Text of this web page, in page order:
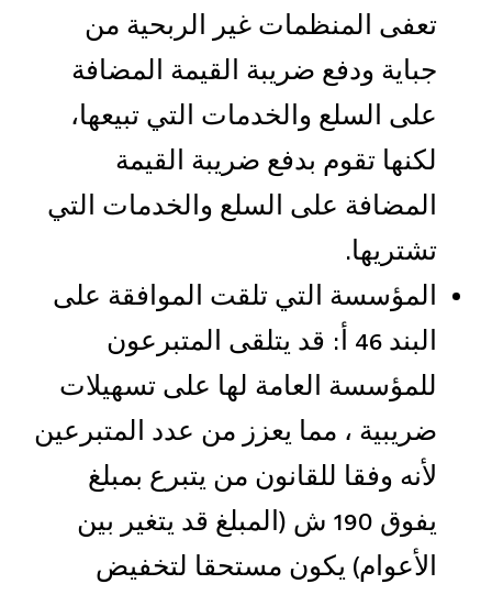
تعفى المنظمات غير الربحية من
جباية ودفع ضريبة القيمة المضافة
على السلع والخدمات التي تبيعها،
لكنها تقوم بدفع ضريبة القيمة
المضافة على السلع والخدمات التي
تشتريها.
المؤسسة التي تلقت الموافقة على
البند 46 أ: قد يتلقى المتبرعون
للمؤسسة العامة لها على تسهيلات
ضريبية ، مما يعزز من عدد المتبرعين
لأنه وفقا للقانون من يتبرع بمبلغ
يفوق 190 ش (المبلغ قد يتغير بين
الأعوام) يكون مستحقا لتخفيض